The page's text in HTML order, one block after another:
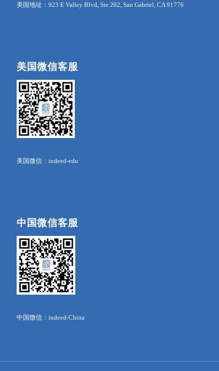
美国地址：923 E Valley Blvd, Ste 202, San Gabriel, CA 91776
美国微信客服
美国微信：indeed-edu
中国微信客服
中国微信：indeed-China